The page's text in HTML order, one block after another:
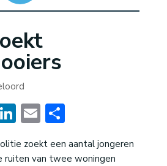
LinkedIn
EmailDelen
zoekt een aantal jongeren
ruiten van twee woningen